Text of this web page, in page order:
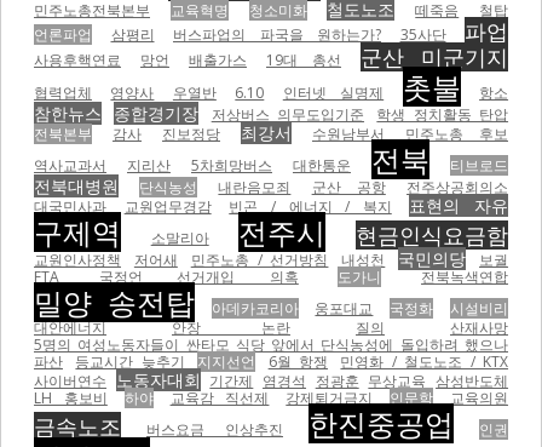
민주노총전북본부 교육혁명 청소미화 철도노조 떼죽음
철탑
언론파업
삼평리 버스파업의 파국을 원하는가? 35사단 파업
사용후핵연료 망언 배출가스 19대 총선 군산 미군기지
협력업체 영양사 우열반 6.10 인터넷 실명제 촛불 항소
참한뉴스 종합경기장 저상버스 의무도입기준
학생 정치활동 탄압
전북본부
감사 진보정당 최강서 수원남부서
민주노총 후보
역사교과서
지리산 5차희망버스 대한통운 전북 티브로드
전북대병원 단식농성 내란음모죄 군산 공항
전주상공회의소
대국민사과
교원업무경감 빈곤 / 에너지 / 복지 표현의 자유
구제역 소말리아 전주시 현금인식요금함
교원인사정책 저어새 민주노총 / 선거방침 내성천 국민의당
보궐
FTA
국정언 선거개입 의혹 도가니 전북녹색연합
밀양 송전탑 아데카코리아 웅포대교 국정화
시설비리
대안에너지
안장 논란 질의
산재사망
5명의 여성노동자들이 싼타모 식당 앞에서 단식농성에 돌입하려 했으나
파산
등교시간 늦추기 지지선언 6월 항쟁
민영화 / 철도노조 / KTX
사이버연수 노동자대회 기간제 염경석 정광훈 무상교육 삼성반도체
LH 홍보비
하야 교육감 직선제 강제퇴거금지 인문학 교육의원
금속노조 버스요금 인상추진 한진중공업 인권